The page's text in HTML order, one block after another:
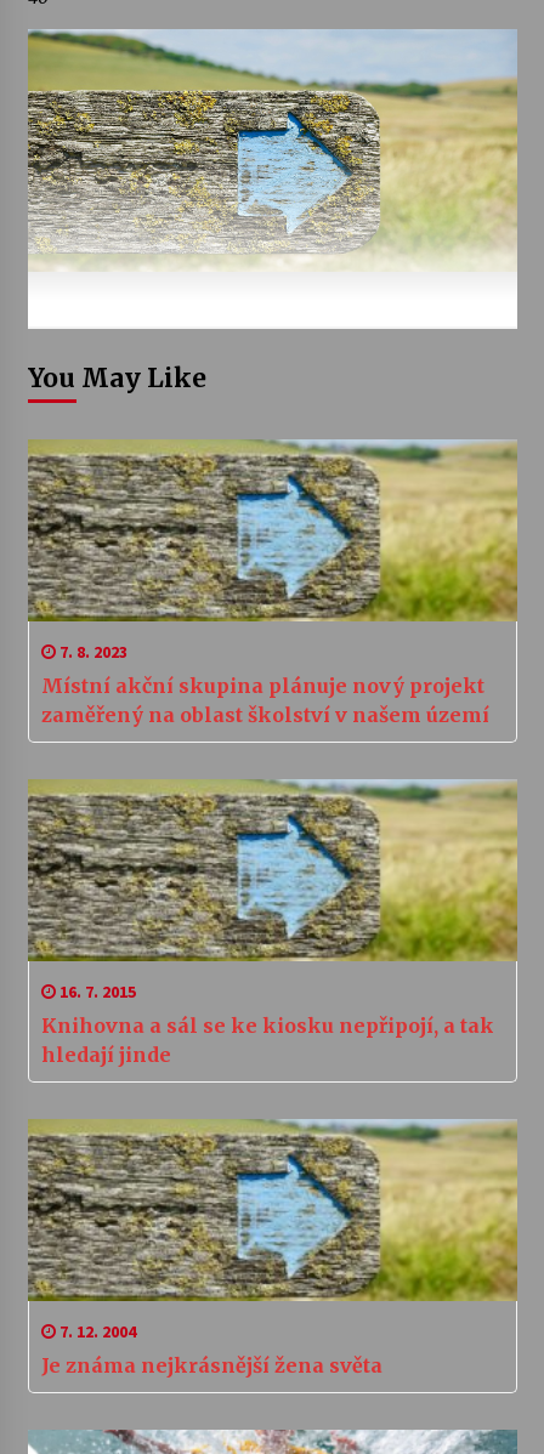
You May Like
7. 8. 2023
Místní akční skupina plánuje nový projekt
zaměřený na oblast školství v našem území
16. 7. 2015
Knihovna a sál se ke kiosku nepřipojí, a tak
hledají jinde
7. 12. 2004
Je známa nejkrásnější žena světa